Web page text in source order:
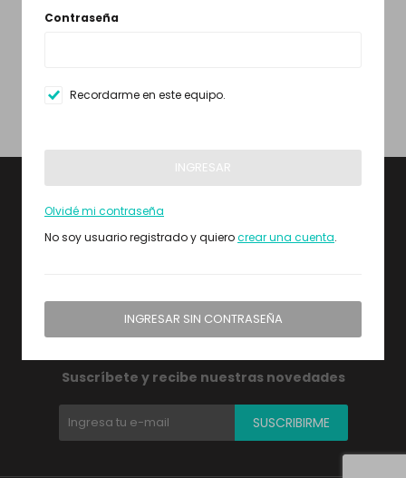
Contraseña
Recordarme en este equipo.
INGRESAR
Olvidé mi contraseña
No soy usuario registrado y quierocrear una cuenta.
INGRESAR SIN CONTRASEÑA
Suscríbete y recibe nuestras novedades
SUSCRIBIRME